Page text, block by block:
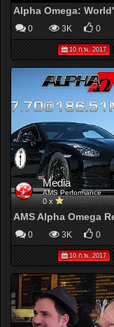
0 3K 0
10 ก.พ. 2017
Media
AMS Performance
0 x
0 3K 0
10 ก.พ. 2017